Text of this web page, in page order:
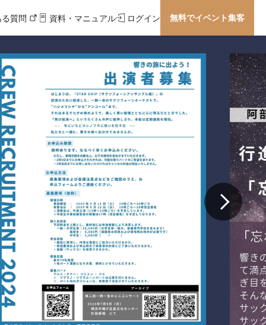
質問 資料・マニュアル ログイン 無料でイベント集客